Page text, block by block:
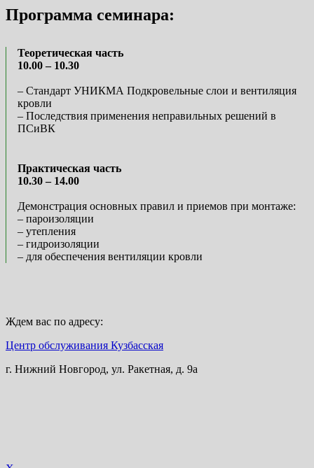
Программа семинара:
Теоретическая часть
10.00 – 10.30
– Стандарт УНИКМА Подкровельные слои и вентиляция
кровли
– Последствия применения неправильных решений в
ПСиВК
Практическая часть
10.30 – 14.00
Демонстрация основных правил и приемов при монтаже:
– пароизоляции
– утепления
– гидроизоляции
– для обеспечения вентиляции кровли
Ждем вас по адресу:
Центр обслуживания Кузбасская
г. Нижний Новгород, ул. Ракетная, д. 9а